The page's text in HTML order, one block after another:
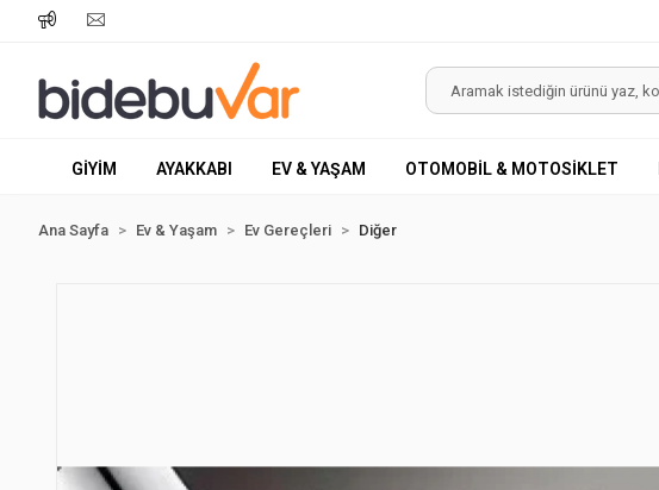
GİYİM AYAKKABI EV & YAŞAM OTOMOBİL & MOTOSİKLET
Ana Sayfa Ev & Yaşam Ev Gereçleri Diğer